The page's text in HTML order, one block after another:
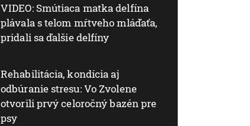
VIDEO: Smútiaca matka delfína
plávala s telom mŕtveho mláďaťa,
pridali sa ďalšie delfíny
Rehabilitácia, kondícia aj
odbúranie stresu: Vo Zvolene
otvorili prvý celoročný bazén pre
psy